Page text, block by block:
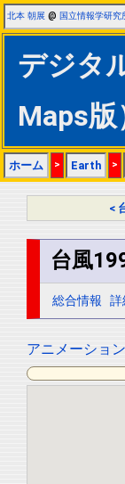
北本 朝展 @ 国立情報学研究
デジタ
Maps版
ホーム > Earth >
<
台風
総合情報 詳
アニメーショ